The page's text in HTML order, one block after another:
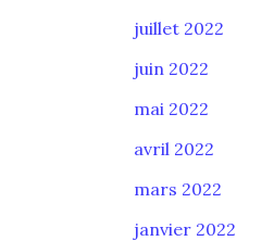
juillet 2022
juin 2022
mai 2022
avril 2022
mars 2022
janvier 2022